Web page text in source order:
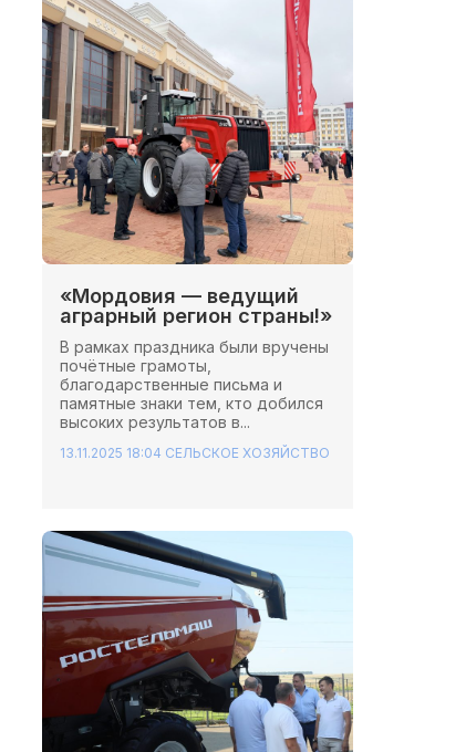
«Мордовия — ведущий
аграрный регион страны!»
В рамках праздника были вручены
почётные грамоты,
благодарственные письма и
памятные знаки тем, кто добился
высоких результатов в...
13.11.2025 18:04 СЕЛЬСКОЕ ХОЗЯЙСТВО